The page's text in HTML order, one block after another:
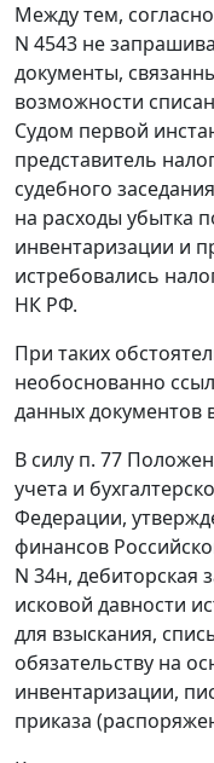
Между тем,
N 4543 не
документы,
возможности
Судом первой
представитель
судебного
на расходы убытка
инвентаризации и
истребовались
НК РФ.
При таких
необоснованно
данных документов
В силу п. 77
учета и
Федерации,
финансов
N 34н, дебиторская
исковой давности
для взыскания,
обязательству на
инвентаризации,
приказа